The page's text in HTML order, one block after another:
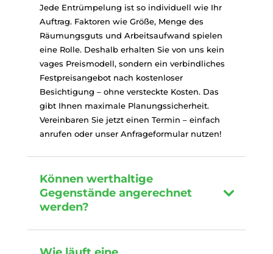
Jede Entrümpelung ist so individuell wie Ihr
Auftrag. Faktoren wie Größe, Menge des
Räumungsguts und Arbeitsaufwand spielen
eine Rolle. Deshalb erhalten Sie von uns kein
vages Preismodell, sondern ein verbindliches
Festpreisangebot nach kostenloser
Besichtigung – ohne versteckte Kosten. Das
gibt Ihnen maximale Planungssicherheit.
Vereinbaren Sie jetzt einen Termin – einfach
anrufen oder unser Anfrageformular nutzen!
Können werthaltige
Gegenstände angerechnet
werden?